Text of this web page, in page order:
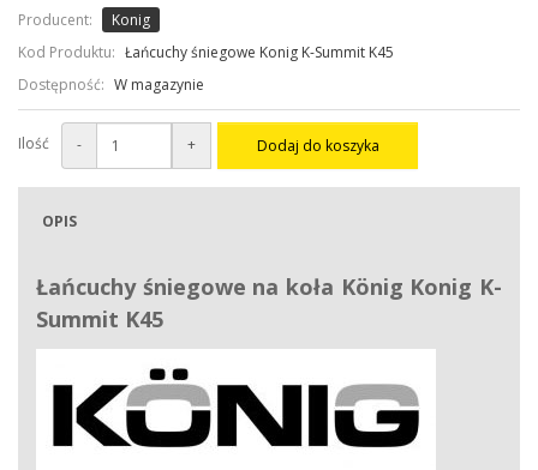
Producent:
Konig
Kod Produktu: Łańcuchy śniegowe Konig K-Summit K45
Dostępność: W magazynie
Ilość - + Dodaj do koszyka
OPIS
Łańcuchy śniegowe na koła König Konig K-
Summit K45